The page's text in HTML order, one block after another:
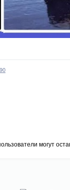
могут